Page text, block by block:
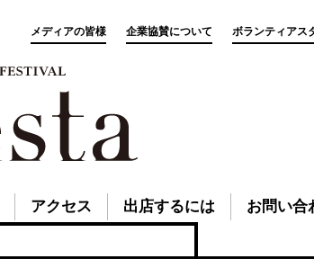
アクセス 出店するには お問い合
メディアの皆様 企業協賛について ボランティアス